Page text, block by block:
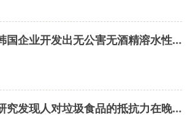
韩国企业开发出无公害无酒精溶水性蜂胶制造技术
研究发现人对垃圾食品的抵抗力在晚上最弱